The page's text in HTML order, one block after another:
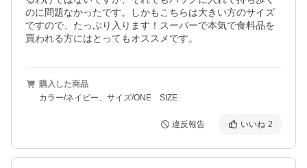
のに問題なかったです。しかもこちらは大きい方のサイズ
ですので、たっぷり入ります！スーパーで本気で食料品を
買われる方にはとってもオススメです。
購入した商品
カラー/ネイビー、サイズ/ONE SIZE
違反報告 いいね 2